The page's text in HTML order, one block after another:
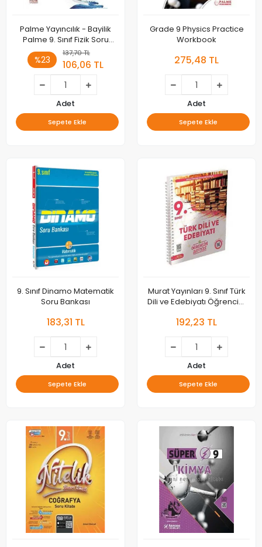
Palme Yayıncılık - Bayilik
Palme 9. Sınıf Fizik Soru
Kitabı
%23
137,70 TL
106,06 TL
Adet
Sepete Ekle
Grade 9 Physics Practice
Workbook
275,48 TL
Adet
Sepete Ekle
9. Sınıf Dinamo Matematik
Soru Bankası
183,31 TL
Adet
Sepete Ekle
Murat Yayınları 9. Sınıf Türk
Dili ve Edebiyatı Öğrencim
192,23 TL
Adet
Sepete Ekle